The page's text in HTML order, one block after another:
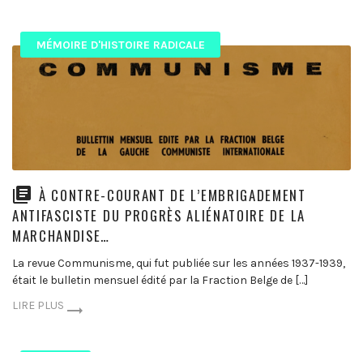
MÉMOIRE D'HISTOIRE RADICALE
À CONTRE-COURANT DE L’EMBRIGADEMENT
ANTIFASCISTE DU PROGRÈS ALIÉNATOIRE DE LA
MARCHANDISE…
La revue Communisme, qui fut publiée sur les années 1937-1939,
était le bulletin mensuel édité par la Fraction Belge de […]
LIRE PLUS